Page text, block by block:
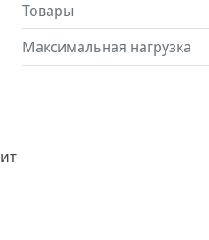
Товары
Максимальная нагрузка